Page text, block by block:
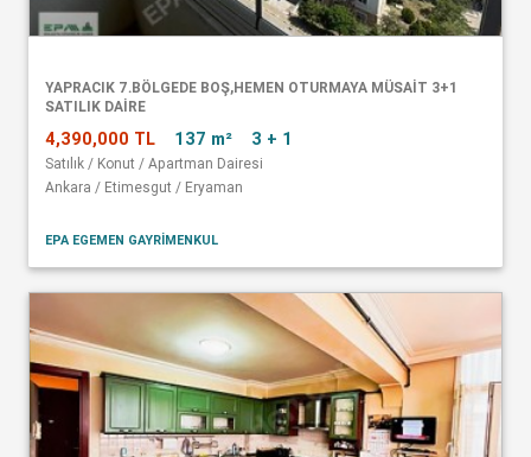
YAPRACIK 7.BÖLGEDE BOŞ,HEMEN OTURMAYA MÜSAİT 3+1
SATILIK DAİRE
4,390,000 TL 137 m² 3 + 1
Satılık / Konut / Apartman Dairesi
Ankara / Etimesgut / Eryaman
EPA EGEMEN GAYRİMENKUL